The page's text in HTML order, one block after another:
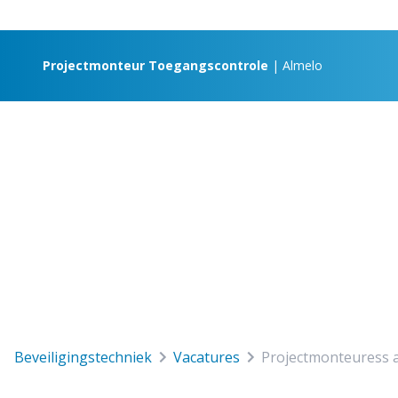
Projectmonteur Toegangscontrole | Almelo
beveiligingstechniek vacatures projectmonteuress